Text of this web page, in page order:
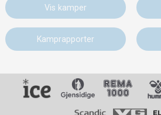
Vis kamper
Kamprapporter